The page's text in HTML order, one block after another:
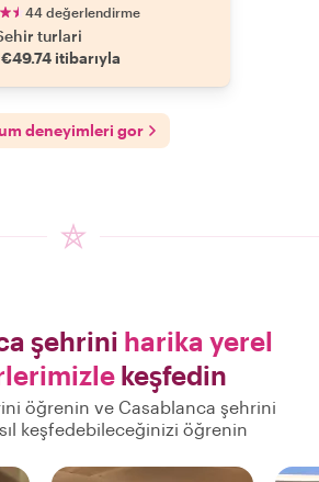
44 değerlendirme
turlari
€49.74 itibarıyla
deneyimleri gor
şehrini harika yerel
keşfedin
öğrenin ve Casablanca şehrini
keşfedebileceğinizi öğrenin